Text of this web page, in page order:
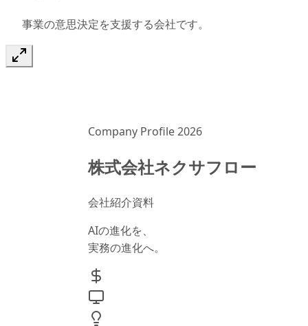
事業の意思決定を支援する会社です。
Company Profile 2026
株式会社ネクサフロー
会社紹介資料
AIの進化を、
実務の進化へ。